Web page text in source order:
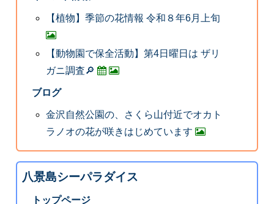
【植物】季節の花情報 令和８年6月上旬
【動物園で保全活動】第4日曜日は ザリ
ガニ調査🔎
ブログ
金沢自然公園の、さくら山付近でオカト
ラノオの花が咲きはじめています
八景島シーパラダイス
トップページ